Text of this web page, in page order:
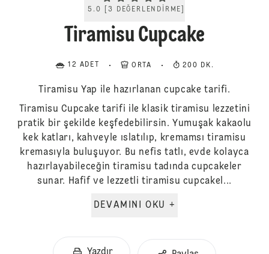
5.0 [3 DEĞERLENDIRME
Tiramisu Cupcake
12 ADET ORTA 200 DK.
Tiramisu Yap ile hazırlanan cupcake tarifi.
Tiramisu Cupcake tarifi ile klasik tiramisu lezzetini
pratik bir şekilde keşfedebilirsin. Yumuşak kakaolu
kek katları, kahveyle ıslatılıp, kremamsı tiramisu
kremasıyla buluşuyor. Bu nefis tatlı, evde kolayca
hazırlayabileceğin tiramisu tadında cupcakeler
sunar. Hafif ve lezzetli tiramisu cupcakel...
DEVAMINI OKU +